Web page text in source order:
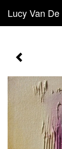
Lucy Van